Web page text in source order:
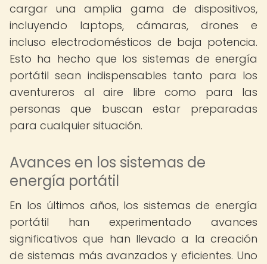
cargar una amplia gama de dispositivos,
incluyendo laptops, cámaras, drones e
incluso electrodomésticos de baja potencia.
Esto ha hecho que los sistemas de energía
portátil sean indispensables tanto para los
aventureros al aire libre como para las
personas que buscan estar preparadas
para cualquier situación.
Avances en los sistemas de
energía portátil
En los últimos años, los sistemas de energía
portátil han experimentado avances
significativos que han llevado a la creación
de sistemas más avanzados y eficientes. Uno